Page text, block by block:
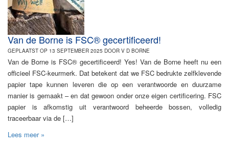
Van de Borne is FSC® gecertificeerd!
GEPLAATST OP 13 SEPTEMBER 2025 DOOR V D BORNE
Van de Borne is FSC® gecertificeerd! Yes! Van de Borne heeft nu een
officieel FSC-keurmerk. Dat betekent dat we FSC bedrukte zelfklevende
papier tape kunnen leveren die op een verantwoorde en duurzame
manier is gemaakt – en dat gewoon onder onze eigen certificering. FSC
papier is afkomstig uit verantwoord beheerde bossen, volledig
traceerbaar via de […]
Lees meer »